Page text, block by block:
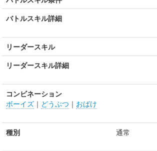
バトルスキル詳細
リーダースキル
リーダースキル詳細
コンビネーション
ボーイズ ｜ どうぶつ ｜ おばけ
種別 通常